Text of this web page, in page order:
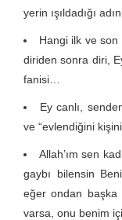
yerin ışıldadığı
Hangi ilk ve
diriden sonra diri,
fanisi…
Ey canlı,
ve “evlendiğini
Allah’ım sen
gaybı bilensin
eğer ondan başka
varsa, onu benim